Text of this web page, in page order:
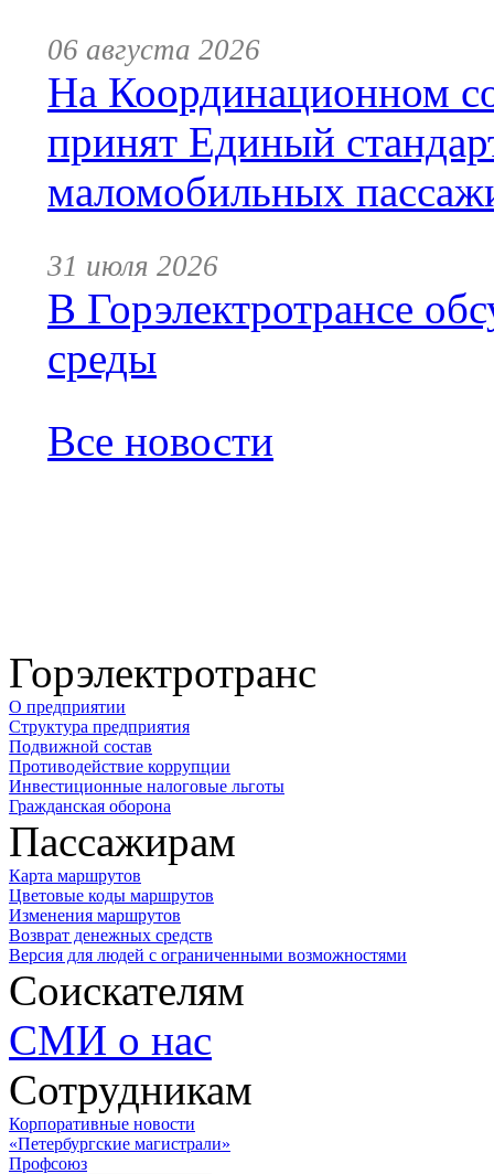
06 августа 2026
На Координационном
принят Единый
маломобильных
31 июля 2026
В Горэлектротрансе
среды
Все новости
Горэлектротранс
О предприятии
Структура предприятия
Подвижной состав
Противодействие коррупции
Инвестиционные налоговые льготы
Гражданская оборона
Пассажирам
Карта маршрутов
Цветовые коды маршрутов
Изменения маршрутов
Возврат денежных средств
Версия для людей с ограниченными возможностями
Соискателям
СМИ о нас
Сотрудникам
Корпоративные новости
«Петербургские магистрали»
Профсоюз